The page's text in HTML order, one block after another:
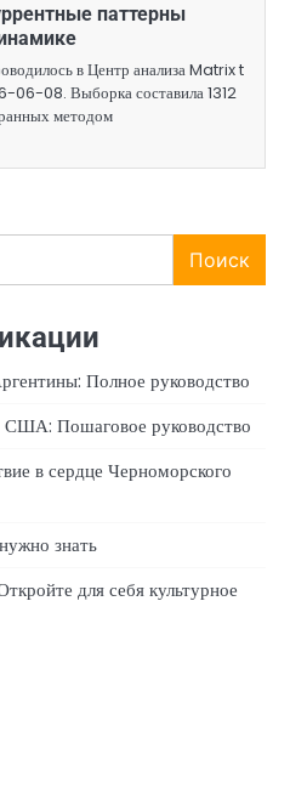
паттерны
в Центр анализа Matrix t
08. Выборка составила 1312
методом
Поиск
Полное руководство
США: Пошаговое руководство
в сердце Черноморского
знать
для себя культурное